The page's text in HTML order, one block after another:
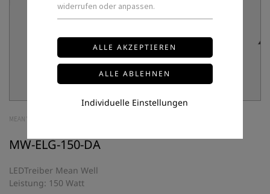
MEAN WELL
MW-ELG-150-DA
LEDTreiber Mean Well
Leistung: 150 Watt
widerrufen oder anpassen.
Individuelle Einstellungen